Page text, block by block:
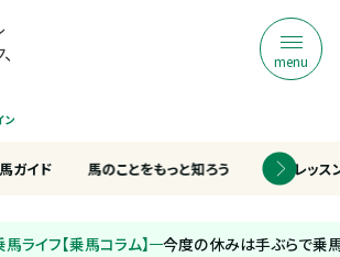
ン
menu
ガイド 馬のことをもっと知ろう 乗馬レッス
ライフ【乗馬コラム】 今度の休みは手ぶらで乗